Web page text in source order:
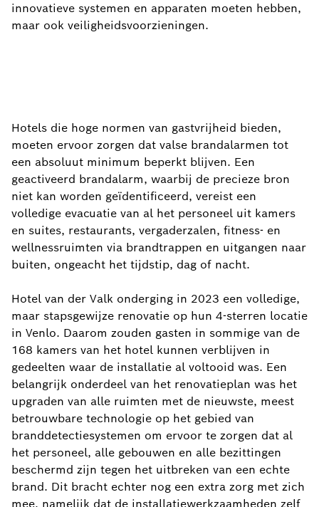
innovatieve systemen en apparaten moeten hebben,
maar ook veiligheidsvoorzieningen.
Hotels die hoge normen van gastvrijheid bieden,
moeten ervoor zorgen dat valse brandalarmen tot
een absoluut minimum beperkt blijven. Een
geactiveerd brandalarm, waarbij de precieze bron
niet kan worden geïdentificeerd, vereist een
volledige evacuatie van al het personeel uit kamers
en suites, restaurants, vergaderzalen, fitness- en
wellnessruimten via brandtrappen en uitgangen naar
buiten, ongeacht het tijdstip, dag of nacht.
Hotel van der Valk onderging in 2023 een volledige,
maar stapsgewijze renovatie op hun 4-sterren locatie
in Venlo. Daarom zouden gasten in sommige van de
168 kamers van het hotel kunnen verblijven in
gedeelten waar de installatie al voltooid was. Een
belangrijk onderdeel van het renovatieplan was het
upgraden van alle ruimten met de nieuwste, meest
betrouwbare technologie op het gebied van
branddetectiesystemen om ervoor te zorgen dat al
het personeel, alle gebouwen en alle bezittingen
beschermd zijn tegen het uitbreken van een echte
brand. Dit bracht echter nog een extra zorg met zich
mee, namelijk dat de installatiewerkzaamheden zelf